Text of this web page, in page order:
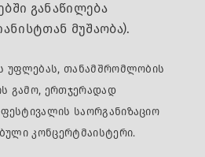
განაწილება
მუშაობა).
უფლებას, თანამშრომლობის
გამო, ერთჯერადად
საორგანიზაციო
კონცერტმაისტერი.